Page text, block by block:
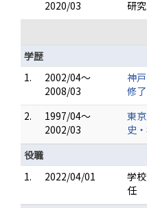
2020/03
研
学歴
1.
2002/04～
2008/03
神
修
2.
1997/04～
2002/03
東
史
役職
1.
2022/04/01
学
任